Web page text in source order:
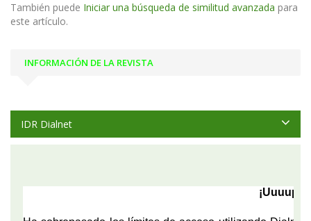
También puede Iniciar una búsqueda de similitud avanzada para
este artículo.
INFORMACIÓN DE LA REVISTA
IDR Dialnet